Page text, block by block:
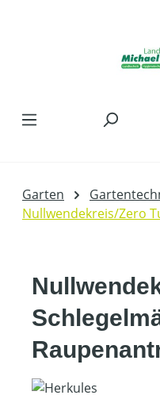
Garten
Nullwendekreis/Zero